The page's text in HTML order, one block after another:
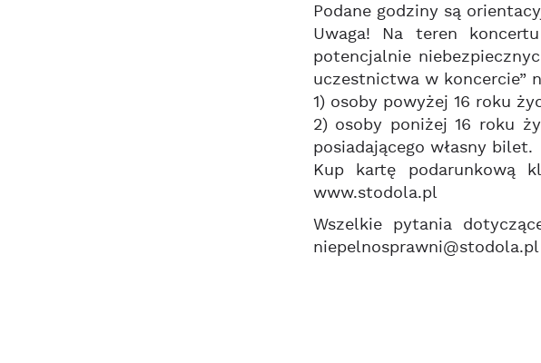
Podane godziny są
Uwaga! Na teren
potencjalnie
uczestnictwa w koncercie”
1) osoby powyżej 16 roku
2) osoby poniżej 16 roku
posiadającego własny bilet.
Kup kartę podarunkową
www.stodola.pl
Wszelkie pytania
niepelnosprawni@stodola.pl